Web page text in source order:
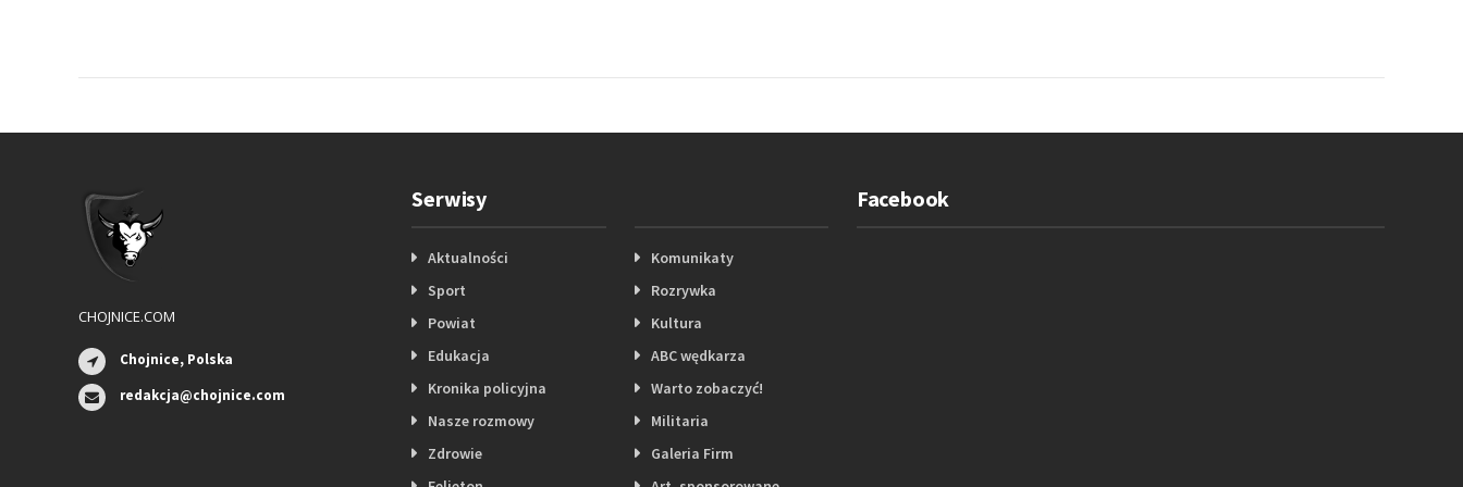
CHOJNICE.COM
Chojnice, Polska
redakcja@chojnice.com
Serwisy
Aktualności
Sport
Powiat
Edukacja
Kronika policyjna
Nasze rozmowy
Zdrowie
Komunikaty
Rozrywka
Kultura
ABC wędkarza
Warto zobaczyć!
Militaria
Galeria Firm
Facebook